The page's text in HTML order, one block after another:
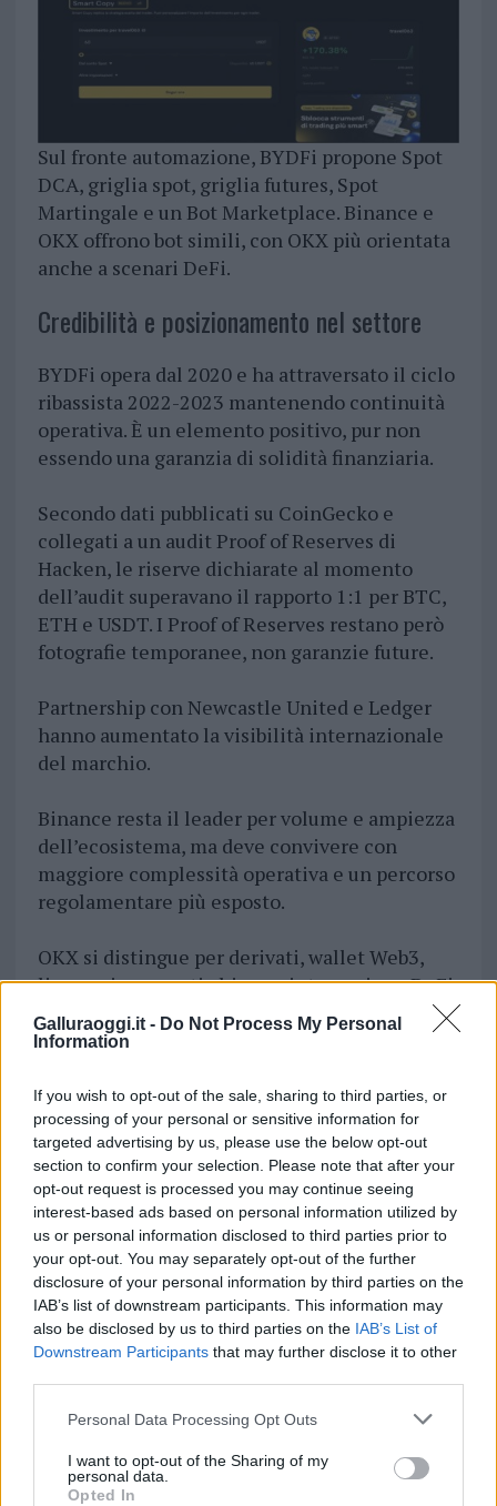
Galluraoggi.it - Do Not Process My Personal
Information
If you wish to opt-out of the sale, sharing to third parties, or
processing of your personal or sensitive information for
targeted advertising by us, please use the below opt-out
section to confirm your selection. Please note that after your
opt-out request is processed you may continue seeing
interest-based ads based on personal information utilized by
us or personal information disclosed to third parties prior to
your opt-out. You may separately opt-out of the further
disclosure of your personal information by third parties on the
IAB’s list of downstream participants. This information may
also be disclosed by us to third parties on the IAB’s List of
Downstream Participants that may further disclose it to other
Please note that this website/app uses one or more Google
not limited to your visit or usage behaviour. You may click to
grant or deny consent to Google and its third-party tags to
Personal Data Processing Opt Outs
I want to opt-out of the Sharing of my
personal data.
Opted In
Sul fronte automazione, BYDFi propone Spot
DCA, griglia spot, griglia futures, Spot
Martingale e un Bot Marketplace. Binance e
OKX offrono bot simili, con OKX più orientata
anche a scenari DeFi.
Credibilità e posizionamento nel settore
BYDFi opera dal 2020 e ha attraversato il ciclo
ribassista 2022-2023 mantenendo continuità
operativa. È un elemento positivo, pur non
essendo una garanzia di solidità finanziaria.
Secondo dati pubblicati su CoinGecko e
collegati a un audit Proof of Reserves di
Hacken, le riserve dichiarate al momento
dell’audit superavano il rapporto 1:1 per BTC,
ETH e USDT. I Proof of Reserves restano però
fotografie temporanee, non garanzie future.
Partnership con Newcastle United e Ledger
hanno aumentato la visibilità internazionale
del marchio.
Binance resta il leader per volume e ampiezza
dell’ecosistema, ma deve convivere con
maggiore complessità operativa e un percorso
regolamentare più esposto.
OKX si distingue per derivati, wallet Web3,
licenze in mercati chiave e integrazione DeFi,
area in cui appare più completa rispetto alle
altre due.
FAQ — Domande frequenti
Qual è la differenza principale tra le tre
piattaforme per il trading spot?
BYDFi elenca oltre 1.000 coppie spot, contro
le 350+ di Binance e 300+ di OKX, e non
richiede KYC obbligatorio per iniziare a
operare. Binance include un ecosistema di
servizi aggiuntivi (Earn, Launchpad, NFT),
È possibile fare trading senza verifica KYC?
Sulla piattaforma canadese sì, entro limiti